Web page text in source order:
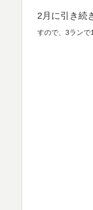
2月に引き続
すので、3ランで